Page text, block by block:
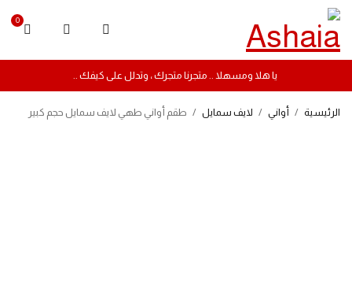
0
يا هلا ومسهلا .. متجرنا متجرك ، وتدلل على كيفك ..
الرئيسية / أواني / لايف سمايل / طقم أواني طهي لايف سمايل حجم كبير